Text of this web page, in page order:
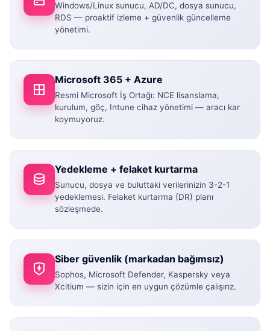
Windows/Linux sunucu, AD/DC, dosya sunucu,
RDS — proaktif izleme + güvenlik güncelleme
yönetimi.
Microsoft 365 + Azure
Resmi Microsoft İş Ortağı: NCE lisanslama,
kurulum, göç, Intune cihaz yönetimi — aracı kar
koymuyoruz.
Yedekleme + felaket kurtarma
Sunucu, dosya ve buluttaki verilerinizin 3-2-1
yedeklemesi. Felaket kurtarma (DR) planı
sözleşmede.
Siber güvenlik (markadan bağımsız)
Sophos, Microsoft Defender, Kaspersky veya
Xcitium — sizin için en uygun çözümle çalışırız.